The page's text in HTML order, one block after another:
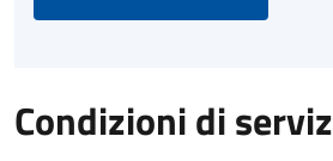
Condizioni di